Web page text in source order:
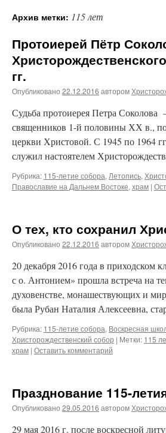
содержимому
Архив метки: 115 лет
Протоиерей Пётр
гг.
Опубликовано 22.12.2016 автором
Судьба протоиерея Петра
священников 1-й половины ХХ в.,
церкви Христовой. С 1945 по 1964
служил настоятелем
Рубрика: 115-летие собора, Летопись,
Православие на Дальнем Востоке, храм |
О тех, кто сохранил
Опубликовано 22.12.2016 автором
20 декабря 2016 года в приходском
с о. Антонием» прошла встреча на
духовенстве, монашествующих и
была Рубан Наталия Алексеевна,
Рубрика: 115-летие собора, Воскресная
Христорождественский собор | Метки: 115
храм | Оставить комментарий
Празднование 115-
Опубликовано 29.05.2016 автором
29 мая 2016 г. после воскресной